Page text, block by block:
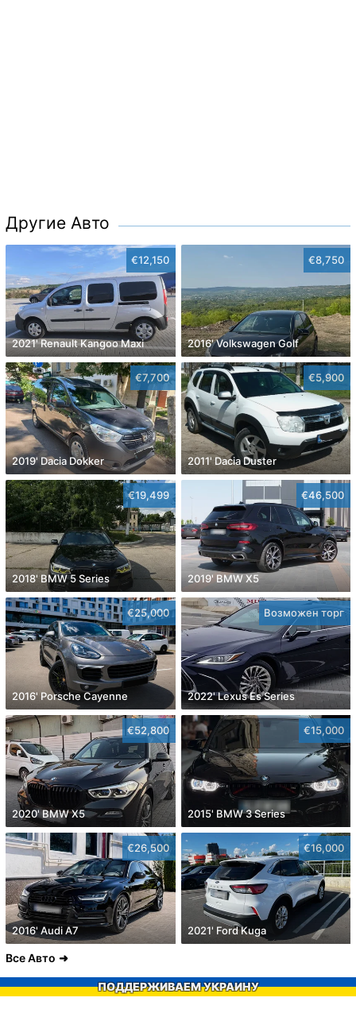
Другие Авто
€12,150
2021' Renault Kangoo Maxi
€8,750
2016' Volkswagen Golf
€7,700
2019' Dacia Dokker
€5,900
2011' Dacia Duster
€19,499
2018' BMW 5 Series
€46,500
2019' BMW X5
€25,000
2016' Porsche Cayenne
Возможен торг
2022' Lexus Es Series
€52,800
2020' BMW X5
€15,000
2015' BMW 3 Series
€26,500
2016' Audi A7
€16,000
2021' Ford Kuga
Все Авто
ПОДДЕРЖИВАЕМ УКРАИНУ